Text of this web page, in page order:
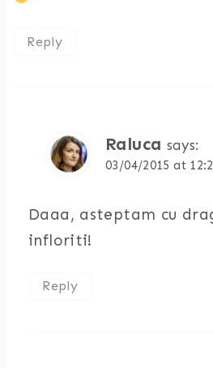
Reply
Raluca says:
03/04/2015 at
Daaa, asteptam cu
infloriti!
Reply